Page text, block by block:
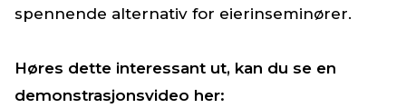
spennende alternativ for eierinseminører.
Høres dette interessant ut, kan du se en
demonstrasjonsvideo her: